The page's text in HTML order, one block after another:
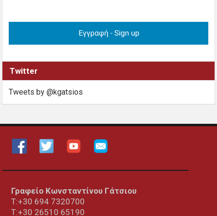
Twitter
Tweets by @kgatsios
Γραφείο Κωνσταντίνου Γάτσιου
Τ:+30 694 7320700
T:+30 26510 65190